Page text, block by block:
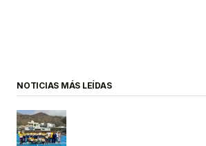
NOTICIAS MÁS LEÍDAS